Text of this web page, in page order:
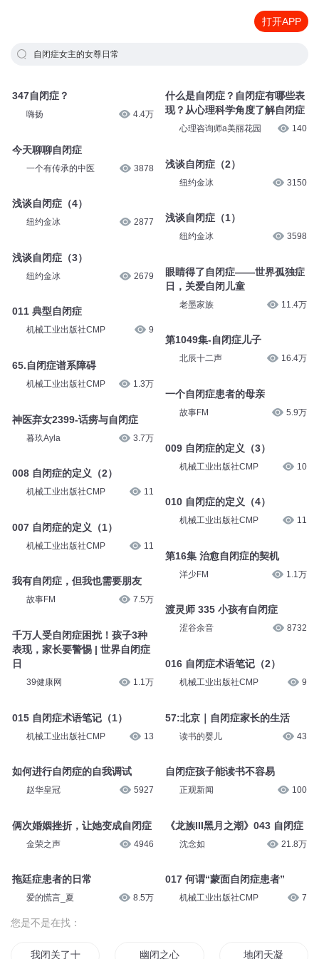
打开APP
自闭症女主的女尊日常
347自闭症？
嗨扬 4.4万
今天聊聊自闭症
一个有传承的中医 3878
浅谈自闭症（4）
纽约金冰 2877
浅谈自闭症（3）
纽约金冰 2679
011 典型自闭症
机械工业出版社CMP 9
65.自闭症谱系障碍
机械工业出版社CMP 1.3万
神医弃女2399-话痨与自闭症
暮玖Ayla 3.7万
008 自闭症的定义（2）
机械工业出版社CMP 11
007 自闭症的定义（1）
机械工业出版社CMP 11
我有自闭症，但我也需要朋友
故事FM 7.5万
千万人受自闭症困扰！孩子3种
表现，家长要警惕 | 世界自闭症
日
39健康网 1.1万
015 自闭症术语笔记（1）
机械工业出版社CMP 13
如何进行自闭症的自我调试
赵华皇冠 5927
俩次婚姻挫折，让她变成自闭症
金荣之声 4946
拖廷症患者的日常
爱的慌言_夏 8.5万
什么是自闭症？自闭症有哪些表
现？从心理科学角度了解自闭症
心理咨询师a美丽花园 140
浅谈自闭症（2）
纽约金冰 3150
浅谈自闭症（1）
纽约金冰 3598
眼睛得了自闭症——世界孤独症
日，关爱自闭儿童
老墨家族 11.4万
第1049集-自闭症儿子
北辰十二声 16.4万
一个自闭症患者的母亲
故事FM 5.9万
009 自闭症的定义（3）
机械工业出版社CMP 10
010 自闭症的定义（4）
机械工业出版社CMP 11
第16集 治愈自闭症的契机
洋少FM 1.1万
渡灵师 335 小孩有自闭症
涩谷余音 8732
016 自闭症术语笔记（2）
机械工业出版社CMP 9
57:北京｜自闭症家长的生活
读书的婴儿 43
自闭症孩子能读书不容易
正观新闻 100
《龙族III黑月之潮》043 自闭症
沈念如 21.8万
017 何谓“蒙面自闭症患者”
机械工业出版社CMP 7
您是不是在找：
我闭关了十万年 幽闭之心 地闭天凝